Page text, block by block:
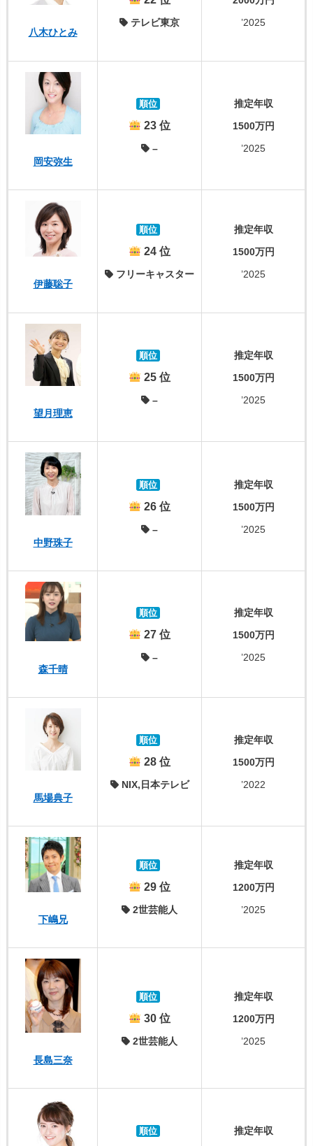
八木ひとみ
テレビ東京
’2025
岡安弥生
順位
23 位
–
推定年収
1500万円
’2025
伊藤聡子
順位
24 位
フリーキャスター
推定年収
1500万円
’2025
望月理恵
順位
25 位
–
推定年収
1500万円
’2025
中野珠子
順位
26 位
–
推定年収
1500万円
’2025
森千晴
順位
27 位
–
推定年収
1500万円
’2025
馬場典子
順位
28 位
NIX,日本テレビ
推定年収
1500万円
’2022
下嶋兄
順位
29 位
2世芸能人
推定年収
1200万円
’2025
長島三奈
順位
30 位
2世芸能人
推定年収
1200万円
’2025
順位
推定年収